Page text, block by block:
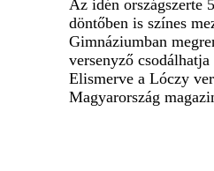
Az idén országszerte
döntőben is színes
Gimnáziumban
versenyző
Elismerve a Lóczy
Magyarország